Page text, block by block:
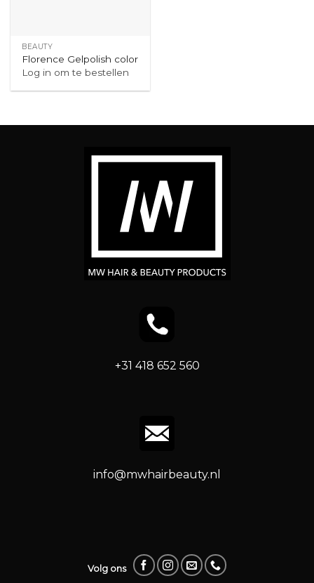
BEAUTY
Florence Gelpolish color
Log in om te bestellen
+31 418 652 560
info@mwhairbeauty.nl
Volg ons